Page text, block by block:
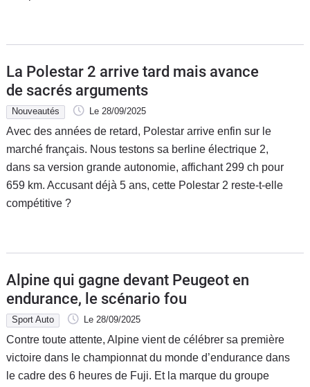
La Polestar 2 arrive tard mais avance
de sacrés arguments
Nouveautés Le 28/09/2025
Avec des années de retard, Polestar arrive enfin sur le
marché français. Nous testons sa berline électrique 2,
dans sa version grande autonomie, affichant 299 ch pour
659 km. Accusant déjà 5 ans, cette Polestar 2 reste-t-elle
compétitive ?
Alpine qui gagne devant Peugeot en
endurance, le scénario fou
Sport Auto Le 28/09/2025
Contre toute attente, Alpine vient de célébrer sa première
victoire dans le championnat du monde d’endurance dans
le cadre des 6 heures de Fuji. Et la marque du groupe